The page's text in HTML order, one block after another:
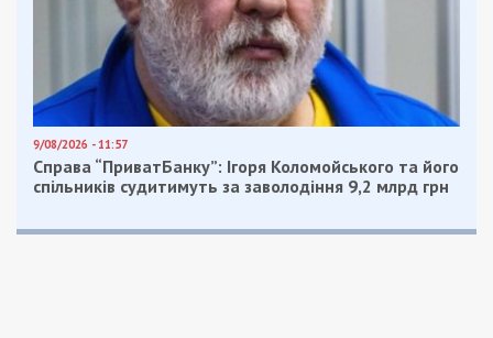
9/08/2026 - 11:57
Справа “ПриватБанку”: Ігоря Коломойського та його
спільників судитимуть за заволодіння 9,2 млрд грн